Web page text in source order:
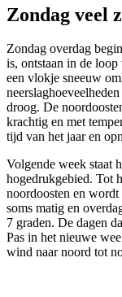
Zondag veel
Zondag overdag
is, ontstaan in de
een vlokje sneeuw
droog. De
krachtig en met
tijd van het jaar en
Volgende week staat
hogedrukgebied. Tot
noordoosten en
soms matig en
7 graden. De dagen
Pas in het nieuwe
wind naar noord tot